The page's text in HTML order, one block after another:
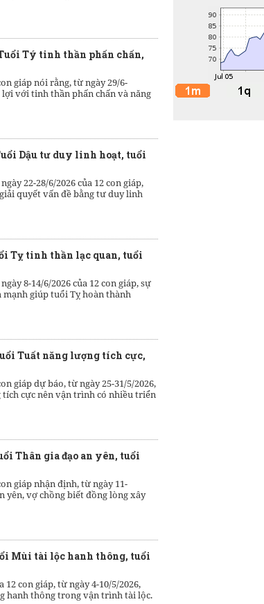
Tý tinh thần phấn chấn,
giáp nói rằng, từ ngày 29/6-
với tinh thần phấn chấn và năng
Dậu tư duy linh hoạt, tuổi
22-28/6/2026 của 12 con giáp,
quyết vấn đề bằng tư duy linh
Tỵ tinh thần lạc quan, tuổi
8-14/6/2026 của 12 con giáp, sự
giúp tuổi Tỵ hoàn thành
Tuất năng lượng tích cực,
giáp dự báo, từ ngày 25-31/5/2026,
cực nên vận trình có nhiều triển
Thân gia đạo an yên, tuổi
giáp nhận định, từ ngày 11-
yên, vợ chồng biết đồng lòng xây
Mùi tài lộc hanh thông, tuổi
con giáp, từ ngày 4-10/5/2026,
hanh thông trong vận trình tài lộc.